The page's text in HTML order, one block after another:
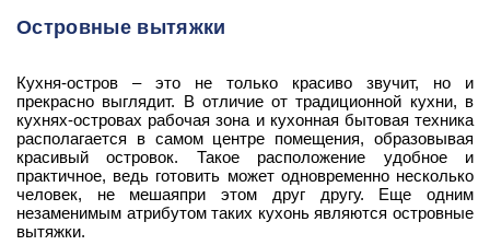
Островные вытяжки
Кухня-остров – это не только красиво звучит, но и
прекрасно выглядит. В отличие от традиционной кухни, в
кухнях-островах рабочая зона и кухонная бытовая техника
располагается в самом центре помещения, образовывая
красивый островок. Такое расположение удобное и
практичное, ведь готовить может одновременно несколько
человек, не мешаяпри этом друг другу. Еще одним
незаменимым атрибутом таких кухонь являются островные
вытяжки.